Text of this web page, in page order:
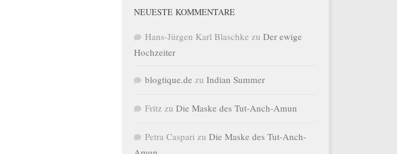
NEUESTE KOMMENTARE
Hans-Jürgen Karl Blaschke zu Der ewige
Hochzeiter
blogtique.de zu Indian Summer
Fritz zu Die Maske des Tut-Anch-Amun
Petra Caspari zu Die Maske des Tut-Anch-